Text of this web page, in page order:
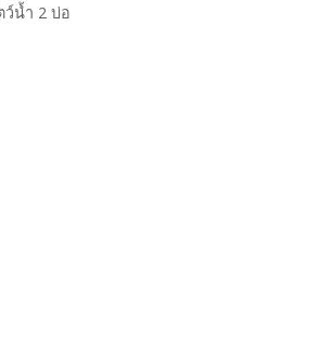
ว์น้ำ 2 บ่อ